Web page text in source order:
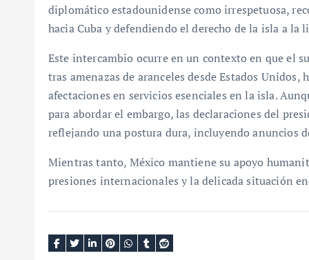
diplomático estadounidense como irrespetuosa,
hacia Cuba y defendiendo el derecho de la isla a la
Este intercambio ocurre en un contexto en que el
tras amenazas de aranceles desde Estados
afectaciones en servicios esenciales en la isla.
para abordar el embargo, las declaraciones del
reflejando una postura dura, incluyendo anuncios
Mientras tanto, México mantiene su apoyo
presiones internacionales y la delicada situación